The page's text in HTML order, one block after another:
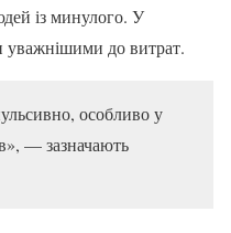
із минулого. У
уважнішими до витрат.
особливо у
— зазначають